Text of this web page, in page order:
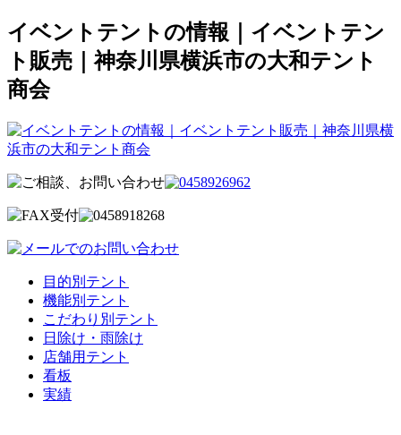
イベントテントの情報｜イベントテン
ト販売｜神奈川県横浜市の大和テント
商会
目的別テント
機能別テント
こだわり別テント
日除け・雨除け
店舗用テント
看板
実績